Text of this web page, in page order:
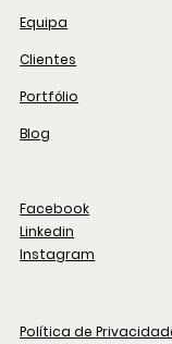
Equipa
Clientes
Portfólio
Blog
Facebook
Linkedin
Instagram
Política de